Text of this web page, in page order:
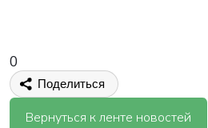
0
Поделиться
Вернуться к ленте новостей